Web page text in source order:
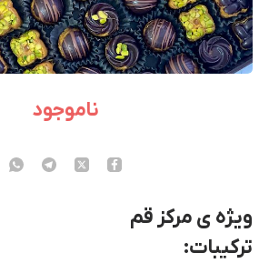
ناموجود
ویژه ی مرکز قم
ترکیبات: